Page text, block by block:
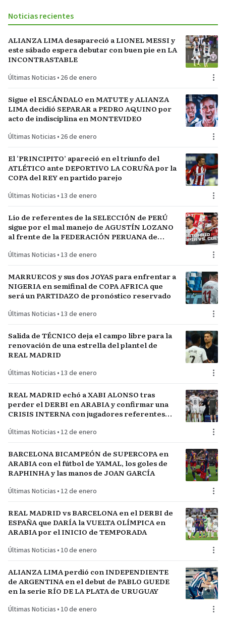
Noticias recientes
ALIANZA LIMA desapareció a LIONEL MESSI y
este sábado espera debutar con buen pie en LA
INCONTRASTABLE
Últimas Noticias • 26 de enero
Sigue el ESCÁNDALO en MATUTE y ALIANZA
LIMA decidió SEPARAR a PEDRO AQUINO por
acto de indisciplina en MONTEVIDEO
Últimas Noticias • 26 de enero
El ‘PRINCIPITO’ apareció en el triunfo del
ATLÉTICO ante DEPORTIVO LA CORUÑA por la
COPA del REY en partido parejo
Últimas Noticias • 13 de enero
Lío de referentes de la SELECCIÓN de PERÚ
sigue por el mal manejo de AGUSTÍN LOZANO
al frente de la FEDERACIÓN PERUANA de
Últimas Noticias • 13 de enero
MARRUECOS y sus dos JOYAS para enfrentar a
NIGERIA en semifinal de COPA AFRICA que
será un PARTIDAZO de pronóstico reservado
Últimas Noticias • 13 de enero
Salida de TÉCNICO deja el campo libre para la
renovación de una estrella del plantel de
REAL MADRID
Últimas Noticias • 13 de enero
REAL MADRID echó a XABI ALONSO tras
perder el DERBI en ARABIA y confirmar una
CRISIS INTERNA con jugadores referentes
Últimas Noticias • 12 de enero
BARCELONA BICAMPEÓN de SUPERCOPA en
ARABIA con el fútbol de YAMAL, los goles de
RAPHINHA y las manos de JOAN GARCÍA
Últimas Noticias • 12 de enero
REAL MADRID vs BARCELONA en el DERBI de
ESPAÑA que DARÍA la VUELTA OLÍMPICA en
ARABIA por el INICIO de TEMPORADA
Últimas Noticias • 10 de enero
ALIANZA LIMA perdió con INDEPENDIENTE
de ARGENTINA en el debut de PABLO GUEDE
en la serie RÍO DE LA PLATA de URUGUAY
Últimas Noticias • 10 de enero